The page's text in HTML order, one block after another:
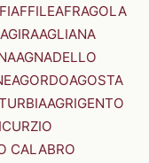
AFFILEAFRAGOLA
AGIRAAGLIANA
AGNADELLO
AGORDOAGOSTA
AGRIGENTO
CALABRO